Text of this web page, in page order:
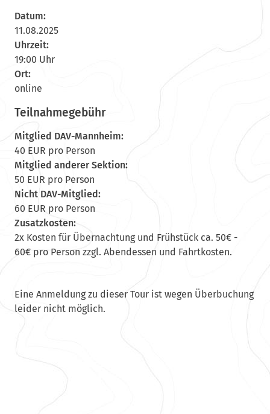
Datum:
11.08.2025
Uhrzeit:
19:00 Uhr
Ort:
online
Teilnahmegebühr
Mitglied DAV-Mannheim:
40 EUR pro Person
Mitglied anderer Sektion:
50 EUR pro Person
Nicht DAV-Mitglied:
60 EUR pro Person
Zusatzkosten:
2x Kosten für Übernachtung und Frühstück ca. 50€ -
60€ pro Person zzgl. Abendessen und Fahrtkosten.
Eine Anmeldung zu dieser Tour ist wegen Überbuchung
leider nicht möglich.